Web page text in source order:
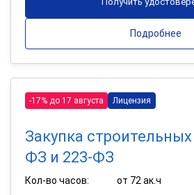
Подробнее
-17% до 17 августа Лицензия
Закупка
ФЗ и 223-ФЗ
Кол-во часов:
от 72 ак.ч